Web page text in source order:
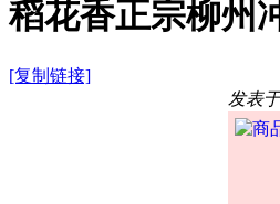
稻花香正宗柳州
[复制链接]
发表